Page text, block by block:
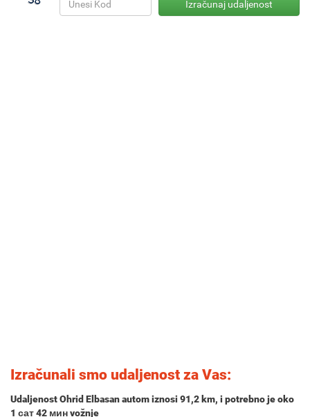
Izračunali smo udaljenost za Vas:
Udaljenost Ohrid Elbasan autom iznosi 91,2 km, i potrebno je oko
1 сат 42 минvožnje